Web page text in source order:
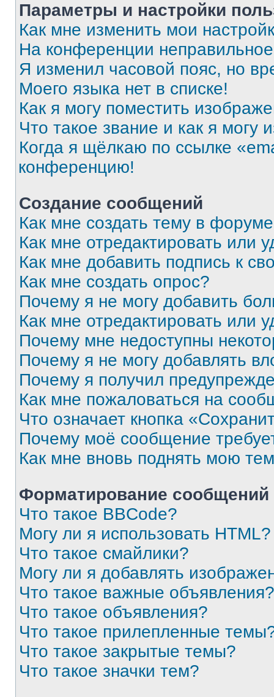
Параметры и настройки
Как мне изменить мои
На конференции
Я изменил часовой пояс, но
Моего языка нет в списке!
Как я могу поместить
Что такое звание и как я могу
Когда я щёлкаю по ссылке
конференцию!
Создание сообщений
Как мне создать тему в
Как мне отредактировать или
Как мне добавить подпись к
Как мне создать опрос?
Почему я не могу добавить
Как мне отредактировать или
Почему мне недоступны
Почему я не могу добавлять
Почему я получил
Как мне пожаловаться на
Что означает кнопка
Почему моё сообщение
Как мне вновь поднять мою
Форматирование
Что такое BBCode?
Могу ли я использовать HTML?
Что такое смайлики?
Могу ли я добавлять
Что такое важные объявления?
Что такое объявления?
Что такое прилепленные
Что такое закрытые темы?
Что такое значки тем?